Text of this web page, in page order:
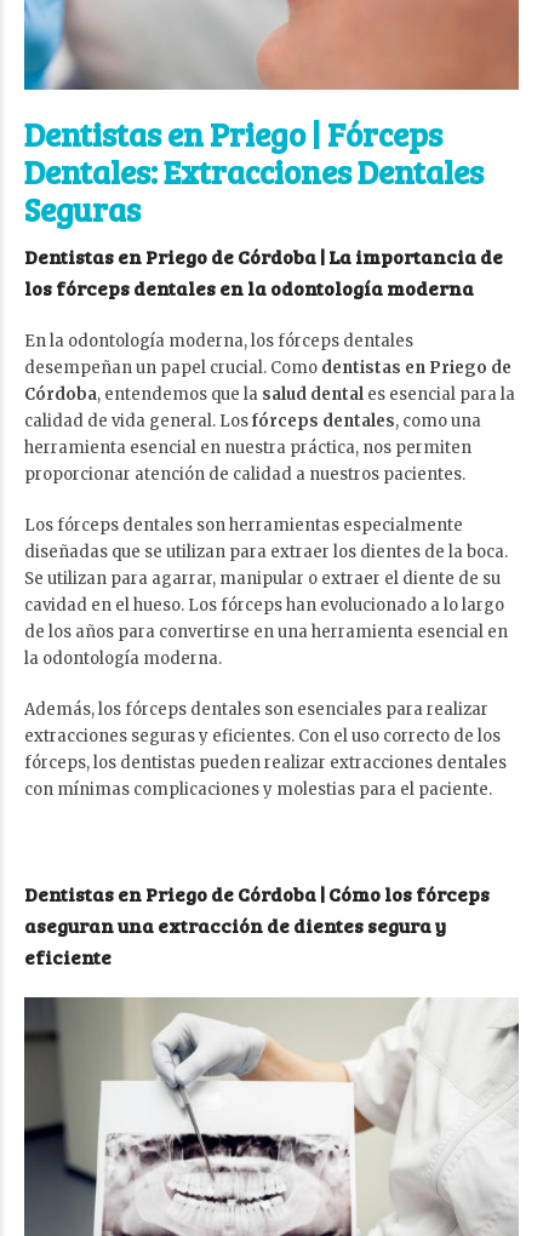
Dentistas en Priego | Fórceps
Dentales: Extracciones Dentales
Seguras
Dentistas en Priego de Córdoba | La importancia de
los fórceps dentales en la odontología moderna
En la odontología moderna, los fórceps dentales
desempeñan un papel crucial. Como dentistas en Priego de
Córdoba, entendemos que la salud dental es esencial para la
calidad de vida general. Losfórceps dentales, como una
herramienta esencial en nuestra práctica, nos permiten
proporcionar atención de calidad a nuestros pacientes.
Los fórceps dentales son herramientas especialmente
diseñadas que se utilizan para extraer los dientes de la boca.
Se utilizan para agarrar, manipular o extraer el diente de su
cavidad en el hueso. Los fórceps han evolucionado a lo largo
de los años para convertirse en una herramienta esencial en
la odontología moderna.
Además, los fórceps dentales son esenciales para realizar
extracciones seguras y eficientes. Con el uso correcto de los
fórceps, los dentistas pueden realizar extracciones dentales
con mínimas complicaciones y molestias para el paciente.
Dentistas en Priego de Córdoba | Cómo los fórceps
aseguran una extracción de dientes segura y
eficiente